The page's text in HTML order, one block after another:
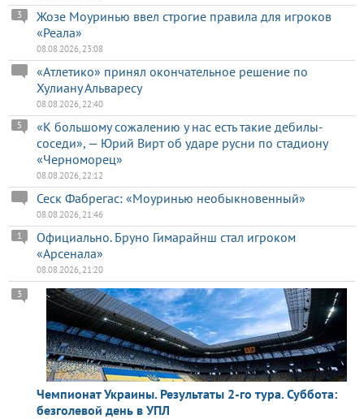
Жозе Моуринью ввел строгие правила для игроков
«Реала»
3
08.08.2026, 23:08
«Атлетико» принял окончательное решение по
Хулиану Альваресу
08.08.2026, 22:40
«К большому сожалению у нас есть такие дебилы-
соседи», — Юрий Вирт об ударе русни по стадиону
«Черноморец»
5
08.08.2026, 22:12
Сеск Фабрегас: «Моуринью необыкновенный»
08.08.2026, 21:46
Официально. Бруно Гимарайнш стал игроком
«Арсенала»
1
08.08.2026, 21:20
Чемпионат Украины. Результаты 2-го тура. Суббота:
безголевой день в УПЛ
3